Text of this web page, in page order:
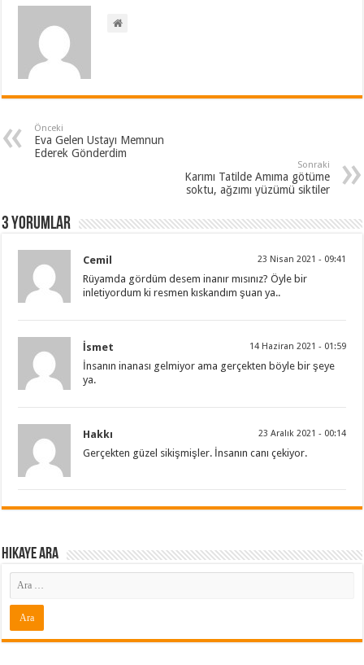
Önceki
Eva Gelen Ustayı Memnun
Ederek Gönderdim
Sonraki
Karımı Tatilde Amıma götüme
soktu, ağzımı yüzümü siktiler
3 Yorumlar
Cemil 23 Nisan 2021 - 09:41
Rüyamda gördüm desem inanır mısınız? Öyle bir
inletiyordum ki resmen kıskandım şuan ya..
İsmet 14 Haziran 2021 - 01:59
İnsanın inanası gelmiyor ama gerçekten böyle bir şeye
ya.
Hakkı 23 Aralık 2021 - 00:14
Gerçekten güzel sikişmişler. İnsanın canı çekiyor.
Hikaye ARA